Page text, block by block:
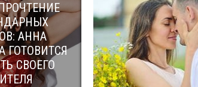
АННА
ГОТОВИТСЯ
СВОЕГО